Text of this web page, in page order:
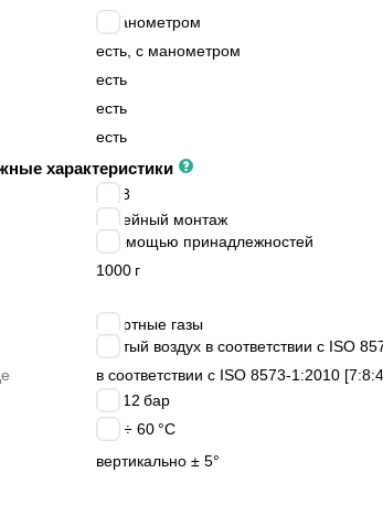
с манометром
есть, с манометром
есть
есть
есть
характеристики
G1/8
линейный монтаж
с помощью принадлежностей
1000 г
инертные газы
сжатый воздух в соответствии с ISO
в соответствии с ISO 8573-1:2010
2 ÷ 12 бар
-10 ÷ 60 °C
вертикально ± 5°